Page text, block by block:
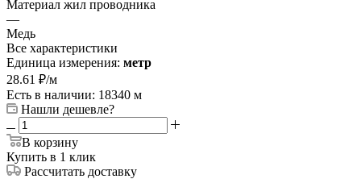
Материал жил проводника
—
Медь
Все характеристики
Единица измерения: метр
28.61 ₽/м
Есть в наличии: 18340 м
Нашли дешевле?
В корзину
Купить в 1 клик
Рассчитать доставку